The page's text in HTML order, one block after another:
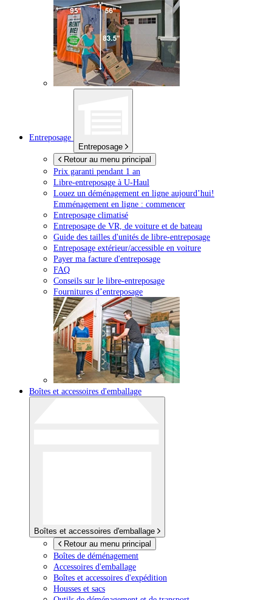
Entreposage
Entreposage
Retour au menu principal
Prix garanti pendant 1 an
Libre-entreposage à U-Haul
Louez un déménagement en ligne aujourd’hui!
Emménagement en ligne : commencer
Entreposage climatisé
Entreposage de VR, de voiture et de bateau
Guide des tailles d'unités de libre-entreposage
Entreposage extérieur/accessible en voiture
Payer ma facture d'entreposage
FAQ
Conseils sur le libre-entreposage
Fournitures d’entreposage
Boîtes et accessoires d'emballage
Boîtes et accessoires d'emballage
Retour au menu principal
Boîtes de déménagement
Accessoires d'emballage
Boîtes et accessoires d'expédition
Housses et sacs